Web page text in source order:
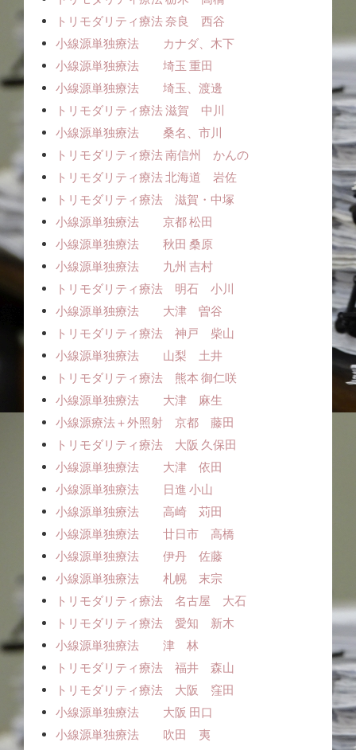
トリモダリティ療法 奈良 西谷
小線源単独療法 カナダ、木下
小線源単独療法 埼玉 重田
小線源単独療法 埼玉、渡邊
トリモダリティ療法 滋賀 中川
小線源単独療法 桑名、市川
トリモダリティ療法 南信州 かんの
トリモダリティ療法 北海道 岩佐
トリモダリティ療法 滋賀・中塚
小線源単独療法 京都 松田
小線源単独療法 秋田 桑原
小線源単独療法 九州 吉村
トリモダリティ療法 明石 小川
小線源単独療法 大津 曽谷
トリモダリティ療法 神戸 柴山
小線源単独療法 山梨 土井
トリモダリティ療法 熊本 御仁咲
小線源単独療法 大津 麻生
小線源療法＋外照射 京都 藤田
トリモダリティ療法 大阪 久保田
小線源単独療法 大津 依田
小線源単独療法 日進 小山
小線源単独療法 高崎 苅田
小線源単独療法 廿日市 高橋
小線源単独療法 伊丹 佐藤
小線源単独療法 札幌 末宗
トリモダリティ療法 名古屋 大石
トリモダリティ療法 愛知 新木
小線源単独療法 津 林
トリモダリティ療法 福井 森山
トリモダリティ療法 大阪 窪田
小線源単独療法 大阪 田口
小線源単独療法 吹田 夷